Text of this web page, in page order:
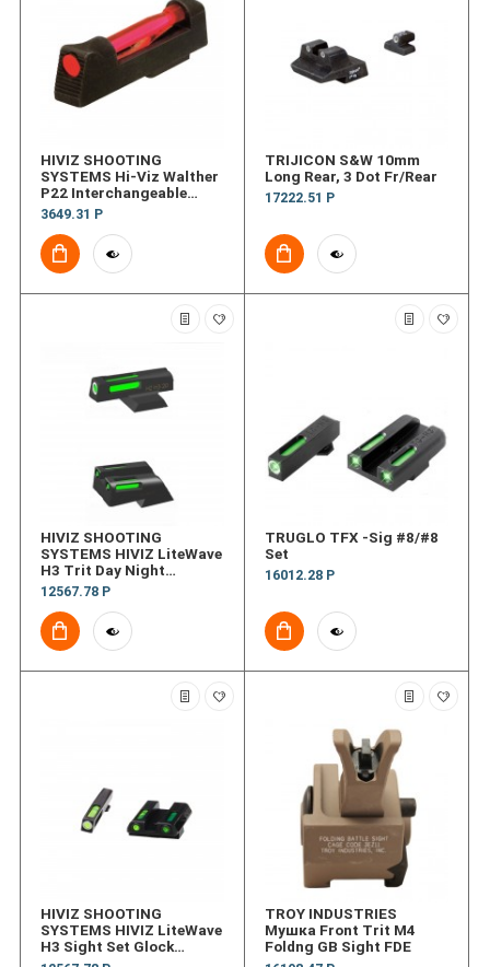
HIVIZ SHOOTING
SYSTEMS Hi-Viz Walther
P22 Interchangeable
Front Sight
3649.31 Р
TRIJICON S&W 10mm
Long Rear, 3 Dot Fr/Rear
17222.51 Р
HIVIZ SHOOTING
SYSTEMS HIVIZ LiteWave
H3 Trit Day Night
Springfield Prod w Fixed
12567.78 Р
TRUGLO TFX -Sig #8/#8
Set
16012.28 Р
HIVIZ SHOOTING
SYSTEMS HIVIZ LiteWave
H3 Sight Set Glock
Models 42 and 43
TROY INDUSTRIES
Мушка Front Trit M4
Foldng GB Sight FDE